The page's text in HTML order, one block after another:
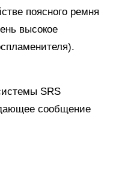
поясного ремня
высокое
SRS
сообщение